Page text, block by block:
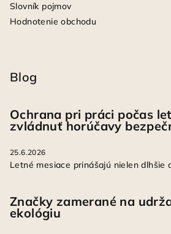
Slovník pojmov
Hodnotenie obchodu
Blog
Ochrana pri práci počas
zvládnuť horúčavy
25.6.2026
Letné mesiace prinášajú nielen dlhšie
Značky zamerané na
ekológiu